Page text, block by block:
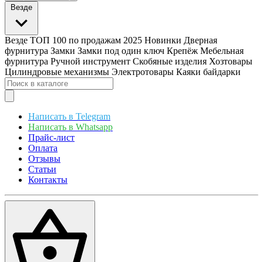
Везде
Везде ТОП 100 по продажам 2025 Новинки Дверная
фурнитура Замки Замки под один ключ Крепёж Мебельная
фурнитура Ручной инструмент Скобяные изделия Хозтовары
Цилиндровые механизмы Электротовары Каяки байдарки
Написать в Telegram
Написать в Whatsapp
Прайс-лист
Оплата
Отзывы
Статьи
Контакты